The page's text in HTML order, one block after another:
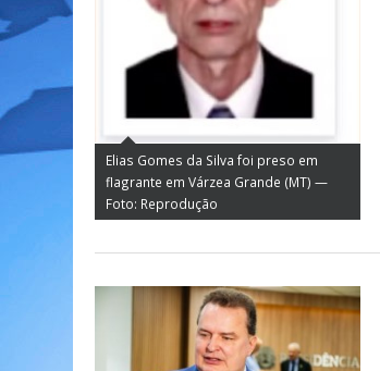
Elias Gomes da Silva foi preso em
flagrante em Várzea Grande (MT) —
Foto: Reprodução